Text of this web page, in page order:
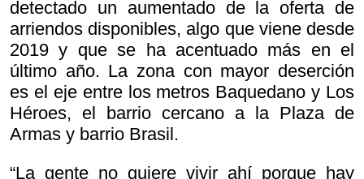
detectado un aumentado de la oferta de
arriendos disponibles, algo que viene desde
2019 y que se ha acentuado más en el
último año. La zona con mayor deserción
es el eje entre los metros Baquedano y Los
Héroes, el barrio cercano a la Plaza de
Armas y barrio Brasil.
“La gente no quiere vivir ahí porque hay